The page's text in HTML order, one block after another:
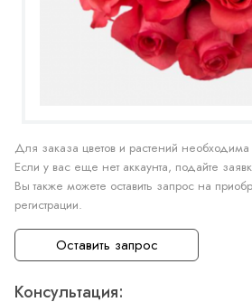
Для заказа цветов и растений необходима
Если у вас еще нет аккаунта, подайте
Вы также можете оставить запрос на
регистрации.
Оставить запрос
Консультация: